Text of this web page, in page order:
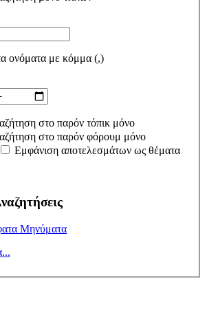
ονόματα με κόμμα (,)
στο παρόν τόπικ μόνο
στο παρόν φόρουμ μόνο
Εμφάνιση αποτελεσμάτων ως θέματα
Μηνύματα